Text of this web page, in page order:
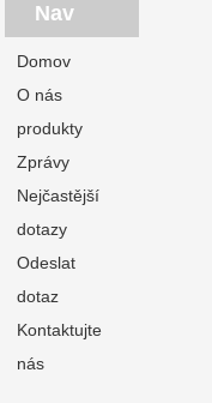
Nav
Domov
O nás
produkty
Zprávy
Nejčastější
dotazy
Odeslat
dotaz
Kontaktujte
nás